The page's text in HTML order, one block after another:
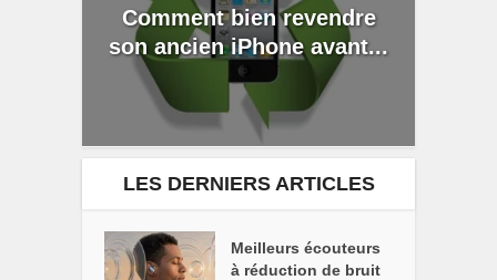
Comment bien revendre
son ancien iPhone avant...
LES DERNIERS ARTICLES
Meilleurs écouteurs
à réduction de bruit